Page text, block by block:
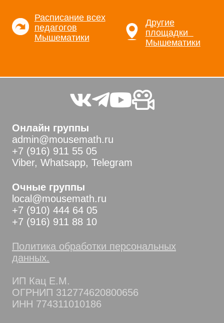
Расписание всех
педагогов
Мышематики
Другие
площадки
Мышематики
Онлайн группы
admin@mousemath.ru
+7 (916) 911 55 05
Viber, Whatsapp, Telegram
Очные группы
local@mousemath.ru
+7 (910) 444 64 05
+7 (916) 911 88 10
Политика обработки персональных
данных.
ИП Кац Е.М.
ОГРНИП 312774620800656
ИНН 774311010186